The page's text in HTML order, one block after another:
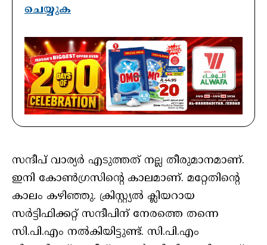
ചെയ്യുക
സന്ദീപ് വാര്യർ എടുത്തത് നല്ല തീരുമാനമാണ്.
ഇനി കോൺഗ്രസിന്റെ കാലമാണ്. മറ്റേതിന്റെ
കാലം കഴിഞ്ഞു. ക്രിസ്റ്റ്യൽ ക്ലിയറായ
സർട്ടിഫിക്കറ്റ് സന്ദീപിന് നേരത്തെ തന്നെ
സി.പി.എം നൽകിയിട്ടുണ്ട്. സി.പി.എം